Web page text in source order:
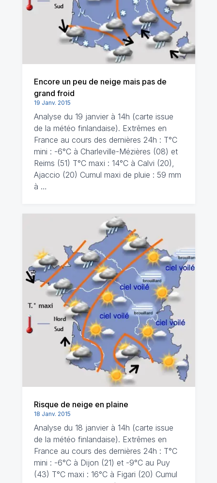
Encore un peu de neige mais pas de
grand froid
19 Janv. 2015
Analyse du 19 janvier à 14h (carte issue
de la météo finlandaise). Extrêmes en
France au cours des dernières 24h : T°C
mini : -6°C à Charleville-Mézières (08) et
Reims (51) T°C maxi : 14°C à Calvi (20),
Ajaccio (20) Cumul maxi de pluie : 59 mm
à …
Risque de neige en plaine
18 Janv. 2015
Analyse du 18 janvier à 14h (carte issue
de la météo finlandaise). Extrêmes en
France au cours des dernières 24h : T°C
mini : -6°C à Dijon (21) et -9°C au Puy
(43) T°C maxi : 16°C à Figari (20) Cumul